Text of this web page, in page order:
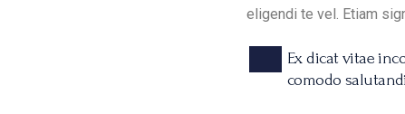
eligendi te vel. Etiam
Ex dicat vitae
comodo